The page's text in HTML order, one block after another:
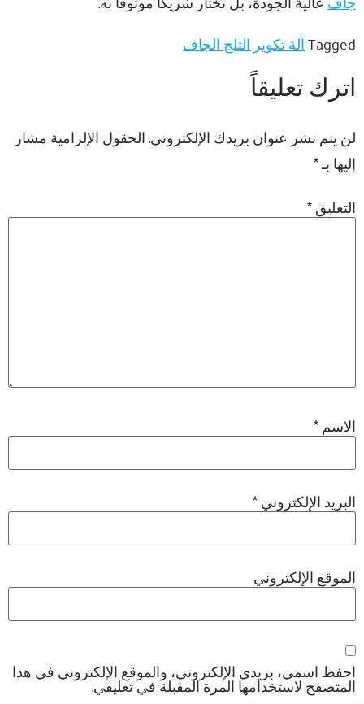
Taggedآلة تكوير الثلج الجاف
اترك تعليقاً
لن يتم نشر عنوان بريدك الإلكتروني.الحقول الإلزامية مشار
إليها بـ*
التعليق*
الاسم*
البريد الإلكتروني*
الموقع الإلكتروني
احفظ اسمي، بريدي الإلكتروني، والموقع الإلكتروني في هذا
المتصفح لاستخدامها المرة المقبلة في تعليقي.